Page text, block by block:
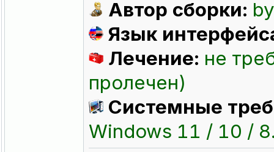
Автор сборки:
Язык
Лечение: не
пролечен)
Системные
Windows 11 / 10 /